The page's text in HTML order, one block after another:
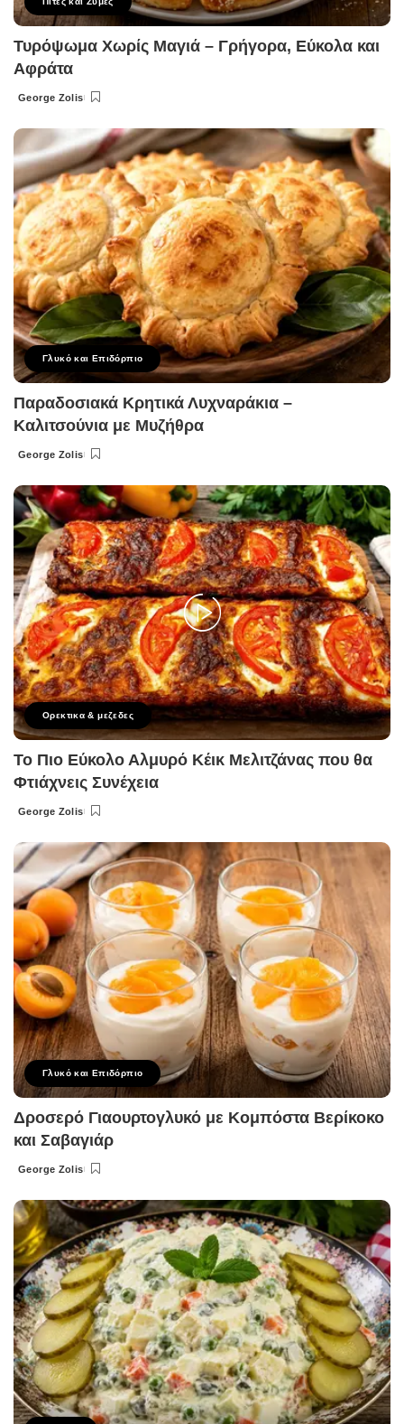
Τυρόψωμα Χωρίς Μαγιά – Γρήγορα, Εύκολα και
Αφράτα
Posted
George Zolis
Γλυκό και Επιδόρπιο
Παραδοσιακά Κρητικά Λυχναράκια –
Καλιτσούνια με Μυζήθρα
Posted
George Zolis
Ορεκτικα & μεζεδες
Το Πιο Εύκολο Αλμυρό Κέικ Μελιτζάνας που θα
Φτιάχνεις Συνέχεια
Posted
George Zolis
Γλυκό και Επιδόρπιο
Δροσερό Γιαουρτογλυκό με Κομπόστα Βερίκοκο
και Σαβαγιάρ
Posted
George Zolis